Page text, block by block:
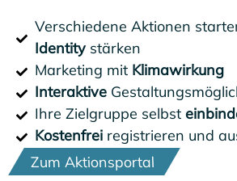
Verschiedene Aktionen
Identitystärken
Marketing mit Klimawirkung
Interaktive
Ihre Zielgruppe selbst
Kostenfreiregistrieren und
Zum Aktionsportal